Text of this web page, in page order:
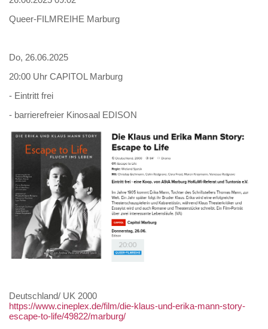
Queer-FILMREIHE Marburg
Do, 26.06.2025
20:00 Uhr CAPITOL Marburg
- Eintritt frei
- barrierefreier Kinosaal EDISON
Deutschland/ UK 2000
https://www.cineplex.de/film/die-klaus-und-erika-mann-story-
escape-to-life/49822/marburg/